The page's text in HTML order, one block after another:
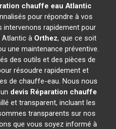
chauffe eau Atlantic
pour répondre à vos
intervenons rapidement pour
à Orthez, que ce soit
une maintenance préventive.
des outils et des pièces de
résoudre rapidement et
de chauffe-eau. Nous nous
devis Réparation chauffe
et transparent, incluant les
transparents sur nos
que vous soyez informé à